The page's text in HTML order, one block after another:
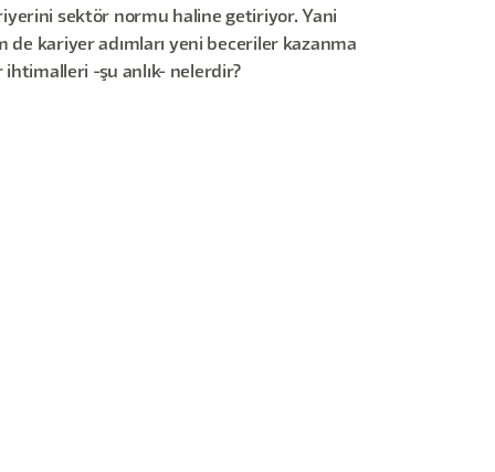
sektör normu haline getiriyor. Yani
de kariyer adımları yeni beceriler kazanma
ihtimalleri -şu anlık- nelerdir?